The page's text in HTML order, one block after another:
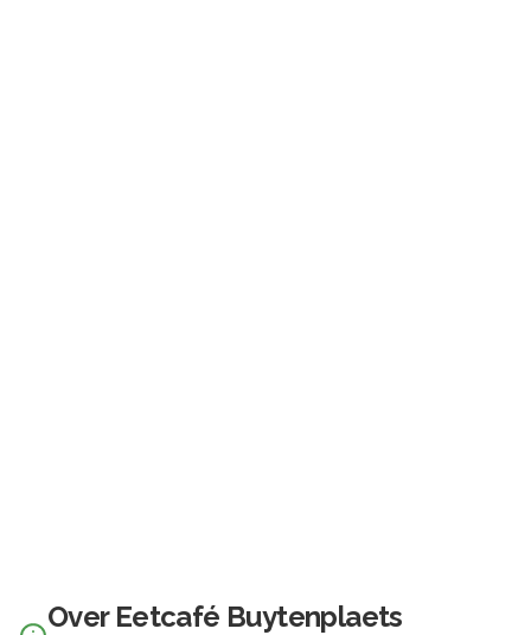
Over Eetcafé Buytenplaets